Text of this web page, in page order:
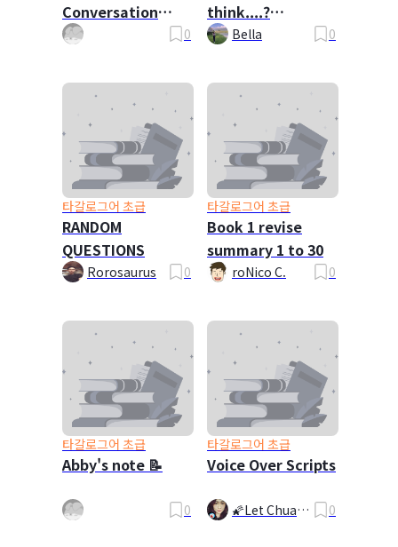
Conversation
Dialogues
0
think....?
Questions
Bella 0
타갈로그어 초급
RANDOM
QUESTIONS
Rorosaurus 0
타갈로그어 초급
Book 1 revise
summary 1 to 30
roNico C. 0
타갈로그어 초급
Abby's note 📝
0
타갈로그어 초급
Voice Over Scripts
🌠Let Chua🌠
0